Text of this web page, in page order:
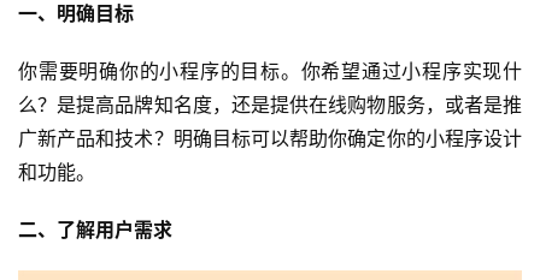
一、明确目标
你需要明确你的小程序的目标。你希望通过小程序实现什
么？是提高品牌知名度，还是提供在线购物服务，或者是推
广新产品和技术？明确目标可以帮助你确定你的小程序设计
和功能。
二、了解用户需求